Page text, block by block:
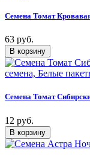
Семена Томат
63 руб.
Семена Томат
12 руб.